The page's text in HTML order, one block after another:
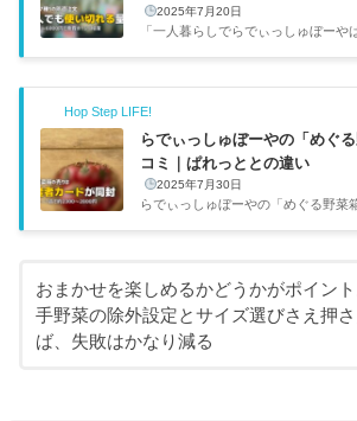
2025年7月20日
「一人暮らしでらでぃっしゅぼーや
場合の月額やおすすめの使い方を調
は、「食の安全性と野菜の品質にお
じる人」なら一人暮らしでも十分使
違えると割高になるので、コース選
ース1回あたりおすすめ頻度月額目
っと7種S約2,500〜3,000円隔週約
最良セレクトサー...
Hop Step LIFE!
らでぃっしゅぼーやの「めぐ
コミ｜ぱれっととの違い
2025年7月30日
らでぃっしゅぼーやの「めぐる野菜
いが気になっている方も多い。中身
たので、どちらが自分に合うか判断
比較項目めぐる野菜箱ぱれっとコン
トーリー重視旬の定番野菜を使いや
7品 / M: 8〜10品SS〜L（7〜14品以
おまかせを楽しめるかどうかがポイン
手野菜の除外設定とサイズ選びさえ押
ば、失敗はかなり減る